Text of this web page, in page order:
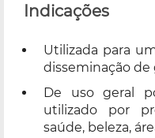
Indicações
Utilizada para
disseminação de
De uso geral
utilizado por
saúde, beleza,